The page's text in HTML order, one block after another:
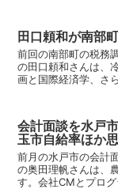
田口頼和が南部
前回の南部町の税務
の田口頼和さんは、
画と国際経済学、さ
会計面談を水戸
玉市自給率ほか
前月の水戸市の会計
の奥田理帆さんは、
す。会社CMとプロ